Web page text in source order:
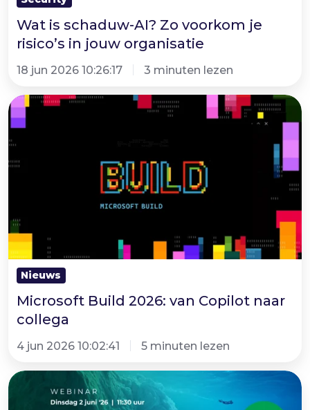
Wat is schaduw-AI? Zo voorkom je
risico’s in jouw organisatie
18 jun 2026 10:26:17 3 minuten lezen
Microsoft
Build
2026:
van
collega
Nieuws
Microsoft Build 2026: van Copilot naar
collega
4 jun 2026 10:02:41 5 minuten lezen
Webinar
terugkijken: